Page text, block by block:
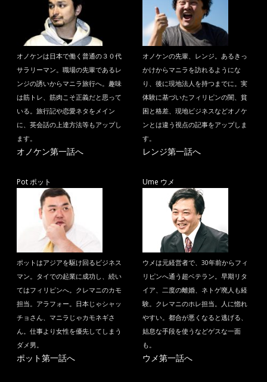
オノケンは日本で働く普通の３０代
サラリーマン。職場の先輩であるレ
ンジの誘いからマニラ旅行へ。趣味
は筋トレ、筋肉こそ正義だと思って
いる。旅行記や恋愛ネタをメイン
に、英会話の上達方法等もアップし
ます。
オノケン第一話へ
オノケンの先輩、レンジ。あるきっ
かけからマニラを訪れるようにな
り、後に現地法人を持つまでに。実
体験に基づいたフィリピンの闇、貧
困と格差、現地ビジネスなどオノケ
ンとは違う視点の記事をアップしま
す。
レンジ第一話へ
Pot ポット
ポットはアジアを駆け回るビジネス
マン。タイでの起業に成功し、続い
てはフィリピンへ。クレマニのカモ
担当。アラフォー。日本じゃシャッ
チョさん、マニラじゃカモネギさ
ん。仕事より女性を優先してしまう
ダメ男。
ポット第一話へ
Ume ウメ
ウメは元経営者で、30年前からフィ
リピンへ通う超ベテラン。早期リタ
イア、二度の離婚、ネトゲ廃人も経
験。クレマニのホレ担当。人に惚れ
やすい。都合が悪くなると逃げる、
姑息な手段を使うなどゲスな一面
も。
ウメ第一話へ